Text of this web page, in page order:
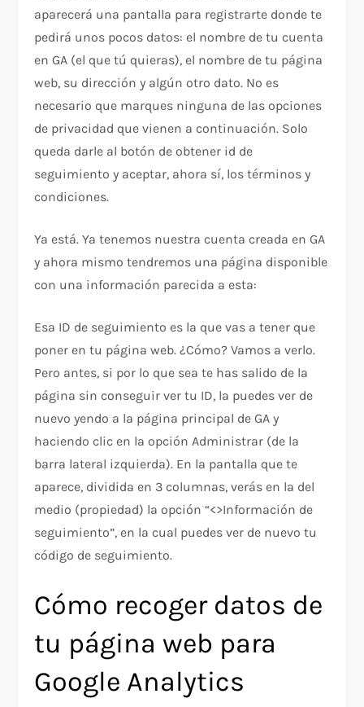
aparecerá una pantalla para registrarte donde te
pedirá unos pocos datos: el nombre de tu cuenta
en GA (el que tú quieras), el nombre de tu página
web, su dirección y algún otro dato. No es
necesario que marques ninguna de las opciones
de privacidad que vienen a continuación. Solo
queda darle al botón de obtener id de
seguimiento y aceptar, ahora sí, los términos y
condiciones.
Ya está. Ya tenemos nuestra cuenta creada en GA
y ahora mismo tendremos una página disponible
con una información parecida a esta:
Esa ID de seguimiento es la que vas a tener que
poner en tu página web. ¿Cómo? Vamos a verlo.
Pero antes, si por lo que sea te has salido de la
página sin conseguir ver tu ID, la puedes ver de
nuevo yendo a la página principal de GA y
haciendo clic en la opción Administrar (de la
barra lateral izquierda). En la pantalla que te
aparece, dividida en 3 columnas, verás en la del
medio (propiedad) la opción “<>Información de
seguimiento”, en la cual puedes ver de nuevo tu
código de seguimiento.
Cómo recoger datos de
tu página web para
Google Analytics